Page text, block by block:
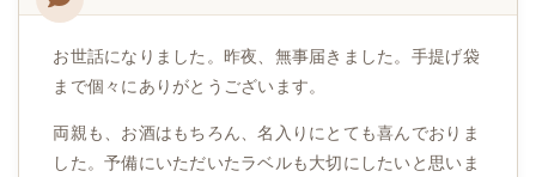
お世話になりました。昨夜、無事届きました。手提げ袋
まで個々にありがとうございます。
両親も、お酒はもちろん、名入りにとても喜んでおりま
した。予備にいただいたラベルも大切にしたいと思いま